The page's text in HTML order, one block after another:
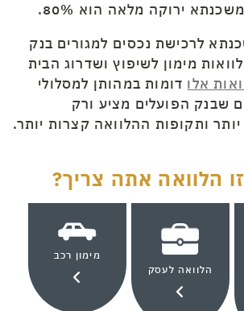
ירוקה מלאה הוא 80%.
לרכישת נכסים למגורים בנק
מימון לשיפוץ ושדרוג הבית
אלו דומות במהותן למסלולי
שבנק הפועלים מציע ורק
ותקופות ההלוואה קצרות יותר.
הלוואה אתה צריך?
הלוואה לעסק
מימון רכב